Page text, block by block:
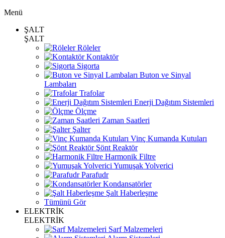
Menü
ŞALT
ŞALT
Röleler
Kontaktör
Sigorta
Buton ve Sinyal
Lambaları
Trafolar
Enerji Dağıtım Sistemleri
Ölçme
Zaman Saatleri
Şalter
Vinç Kumanda Kutuları
Şönt Reaktör
Harmonik Filtre
Yumuşak Yolverici
Parafudr
Kondansatörler
Şalt Haberleşme
Tümünü Gör
ELEKTRİK
ELEKTRİK
Sarf Malzemeleri